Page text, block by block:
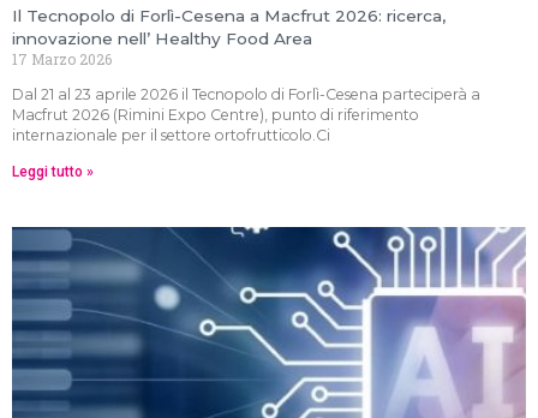
Il Tecnopolo di Forlì-Cesena a Macfrut 2026: ricerca,
innovazione nell’ Healthy Food Area
17 Marzo 2026
Dal 21 al 23 aprile 2026 il Tecnopolo di Forlì-Cesena parteciperà a
Macfrut 2026 (Rimini Expo Centre), punto di riferimento
internazionale per il settore ortofrutticolo.Ci
Leggi tutto »